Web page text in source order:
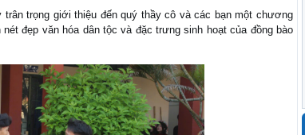
trọng giới thiệu đến quý thầy cô và các bạn một chương
đẹp văn hóa dân tộc và đặc trưng sinh hoạt của đồng bào